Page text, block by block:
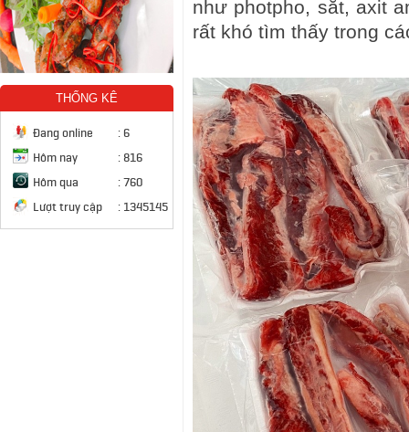
THỐNG KÊ
Đang online :6
Hôm nay
:816
Hôm qua
:760
Lượt truy cập
:1345145
như photpho, sắt, axit
rất khó tìm thấy trong